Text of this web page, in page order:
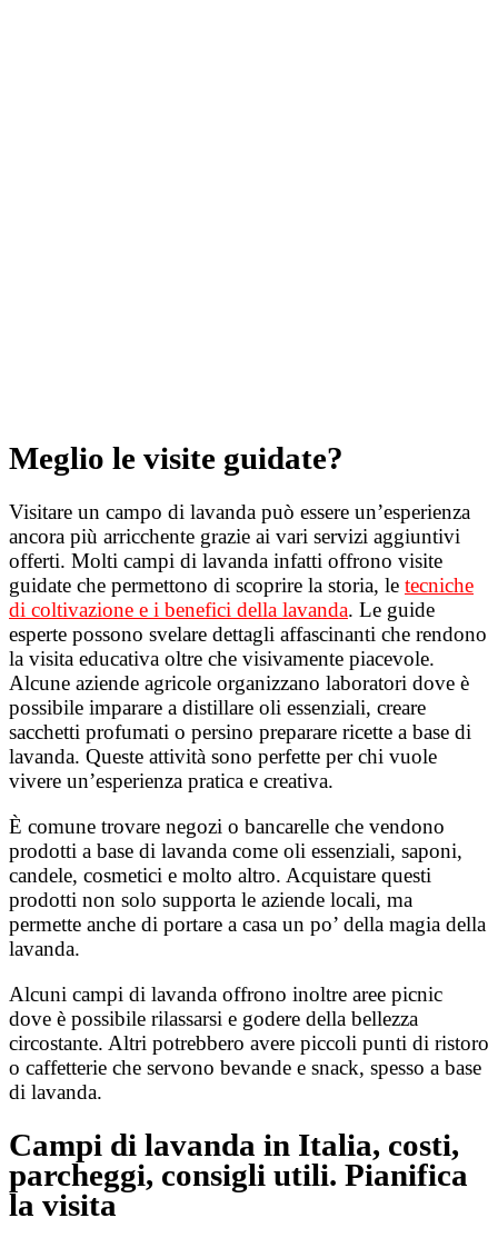
Meglio le visite guidate?
Visitare un campo di lavanda può essere un’esperienza
ancora più arricchente grazie ai vari servizi aggiuntivi
offerti. Molti campi di lavanda infatti offrono visite
guidate che permettono di scoprire la storia, le tecniche
di coltivazione e i benefici della lavanda. Le guide
esperte possono svelare dettagli affascinanti che rendono
la visita educativa oltre che visivamente piacevole.
Alcune aziende agricole organizzano laboratori dove è
possibile imparare a distillare oli essenziali, creare
sacchetti profumati o persino preparare ricette a base di
lavanda. Queste attività sono perfette per chi vuole
vivere un’esperienza pratica e creativa.
È comune trovare negozi o bancarelle che vendono
prodotti a base di lavanda come oli essenziali, saponi,
candele, cosmetici e molto altro. Acquistare questi
prodotti non solo supporta le aziende locali, ma
permette anche di portare a casa un po’ della magia della
lavanda.
Alcuni campi di lavanda offrono inoltre aree picnic
dove è possibile rilassarsi e godere della bellezza
circostante. Altri potrebbero avere piccoli punti di ristoro
o caffetterie che servono bevande e snack, spesso a base
di lavanda.
Campi di lavanda in Italia, costi,
parcheggi, consigli utili. Pianifica
la visita